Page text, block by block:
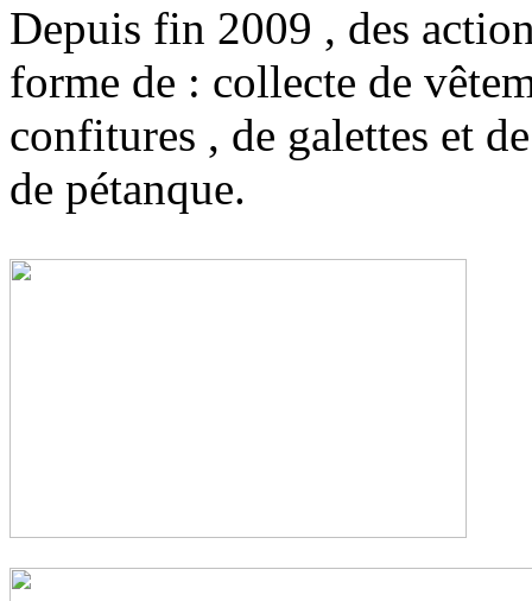
Depuis fin 2009 , des
forme de : collecte de
confitures , de galettes et
de pétanque.